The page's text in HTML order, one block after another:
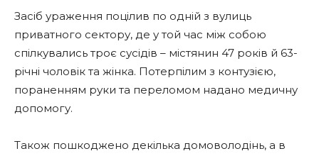
Засіб ураження поцілив по одній з вулиць
приватного сектору, де у той час між собою
спілкувались троє сусідів – містянин 47 років й 63-
річні чоловік та жінка. Потерпілим з контузією,
пораненням руки та переломом надано медичну
допомогу.
Також пошкоджено декілька домоволодінь, а в